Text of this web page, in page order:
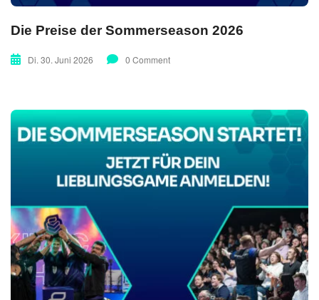
Die Preise der Sommerseason 2026
Di. 30. Juni 2026 0 Comment